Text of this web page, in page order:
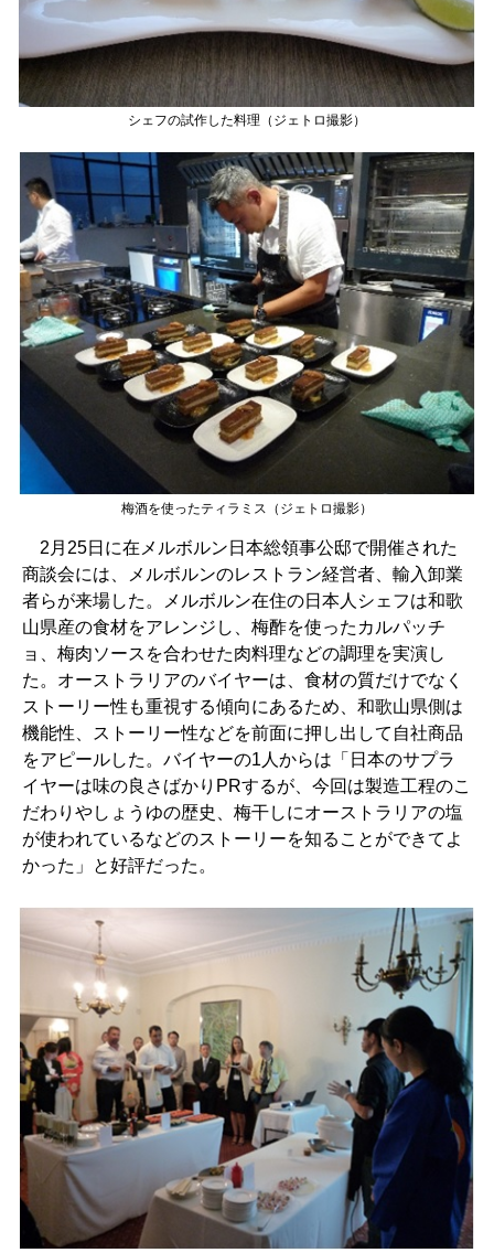
シェフの試作した料理（ジェトロ撮影）
梅酒を使ったティラミス（ジェトロ撮影）
2月25日に在メルボルン日本総領事公邸で開催された
商談会には、メルボルンのレストラン経営者、輸入卸業
者らが来場した。メルボルン在住の日本人シェフは和歌
山県産の食材をアレンジし、梅酢を使ったカルパッチ
ョ、梅肉ソースを合わせた肉料理などの調理を実演し
た。オーストラリアのバイヤーは、食材の質だけでなく
ストーリー性も重視する傾向にあるため、和歌山県側は
機能性、ストーリー性などを前面に押し出して自社商品
をアピールした。バイヤーの1人からは「日本のサプラ
イヤーは味の良さばかりPRするが、今回は製造工程のこ
だわりやしょうゆの歴史、梅干しにオーストラリアの塩
が使われているなどのストーリーを知ることができてよ
かった」と好評だった。